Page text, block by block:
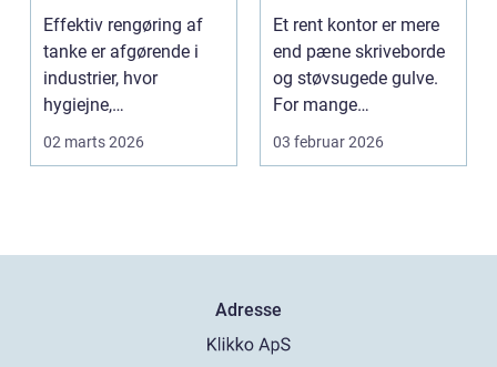
krævende
industrier
Effektiv rengøring af
tanke er afgørende i
industrier, hvor
hygiejne,
02 marts 2026
præsentabelt
arbejdsmiljø
Et rent kontor er mere
end pæne skriveborde
og støvsugede gulve.
For mange
virksomheder i
03 februar 2026
Adresse